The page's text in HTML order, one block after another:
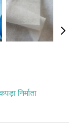
निर्माता